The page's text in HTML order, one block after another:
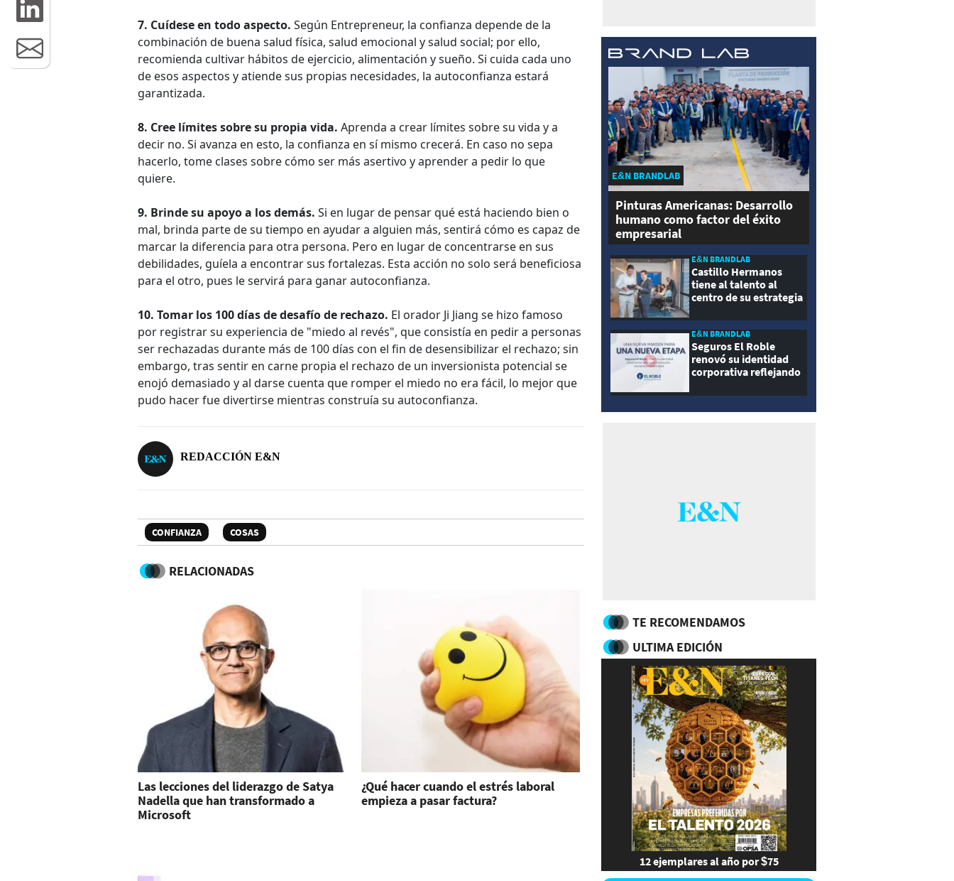
7. Cuídese en todo aspecto. ​ Según Entrepreneur, la confianza depende de la
combinación de buena salud física, salud emocional y salud social; por ello,
recomienda cultivar hábitos de ejercicio, alimentación y sueño. Si cuida cada uno
de esos aspectos y atiende sus propias necesidades, la autoconfianza estará
garantizada.
8. Cree límites sobre su propia vida. ​ Aprenda a crear límites sobre su vida y a
decir no. Si avanza en esto, la confianza en sí mismo crecerá. En caso no sepa
hacerlo, tome clases sobre cómo ser más asertivo y aprender a pedir lo que
quiere.
9. Brinde su apoyo a los demás. ​ Si en lugar de pensar qué está haciendo bien o
mal, brinda parte de su tiempo en ayudar a alguien más, sentirá cómo es capaz de
marcar la diferencia para otra persona. Pero en lugar de concentrarse en sus
debilidades, guíela a encontrar sus fortalezas. Esta acción no solo será beneficiosa
para el otro, pues le servirá para ganar autoconfianza.
10. Tomar los 100 días de desafío de rechazo. El orador Ji Jiang se hizo famoso
por registrar su experiencia de "miedo al revés", que consistía en pedir a personas
ser rechazadas durante más de 100 días con el fin de desensibilizar el rechazo; sin
embargo, tras sentir en carne propia el rechazo de un inversionista potencial se
enojó demasiado y al darse cuenta que romper el miedo no era fácil, lo mejor que
pudo hacer fue divertirse mientras construía su autoconfianza.
REDACCIÓN E&N
CONFIANZA COSAS
RELACIONADAS
Las lecciones del liderazgo de Satya
Nadella que han transformado a
Microsoft
¿Qué hacer cuando el estrés laboral
empieza a pasar factura?
E&N BRANDLAB
Pinturas Americanas: Desarrollo
humano como factor del éxito
empresarial
E&N BRANDLAB
Castillo Hermanos
tiene al talento al
centro de su estrategia
E&N BRANDLAB
Seguros El Roble
renovó su identidad
corporativa reflejando
modernidad
TE RECOMENDAMOS
ULTIMA EDICIÓN
12 ejemplares al año por $75